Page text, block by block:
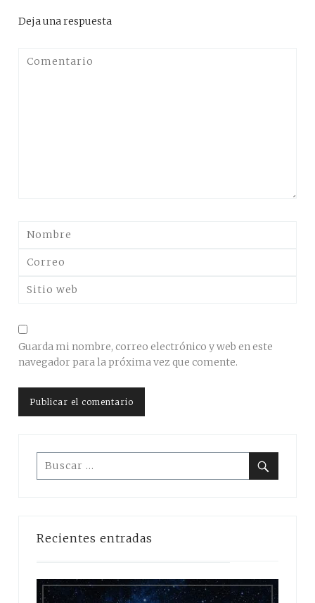
Deja una respuesta
Guarda mi nombre, correo electrónico y web en este
navegador para la próxima vez que comente.
Buscar:
Recientes entradas